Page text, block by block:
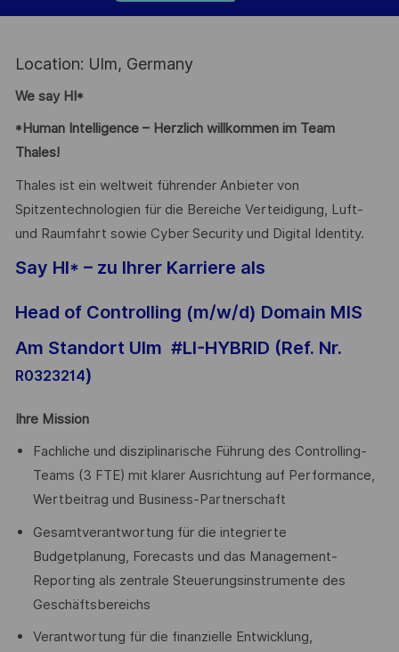
Location: Ulm, Germany
We say HI*
*Human Intelligence – Herzlich willkommen im Team
Thales!
Thales ist ein weltweit führender Anbieter von
Spitzentechnologien für die Bereiche Verteidigung, Luft-
und Raumfahrt sowie Cyber Security und Digital Identity.
Say HI* – zu Ihrer Karriere als
Head of Controlling (m/w/d) Domain MIS
Am Standort Ulm #LI-HYBRID (Ref. Nr.
R0323214)
Ihre Mission
Fachliche und disziplinarische Führung des Controlling-
Teams (3 FTE) mit klarer Ausrichtung auf Performance,
Wertbeitrag und Business-Partnerschaft
Gesamtverantwortung für die integrierte
Budgetplanung, Forecasts und das Management-
Reporting als zentrale Steuerungsinstrumente des
Geschäftsbereichs
Verantwortung für die finanzielle Entwicklung,